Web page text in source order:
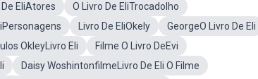
EliAtores
O Livro De EliTrocadolho
Livro De EliOkely
GeorgeO Livro De Eli
OkleyLivro Eli
Filme O Livro DeEvi
Daisy WoshintonfilmeLivro De Eli O Filme